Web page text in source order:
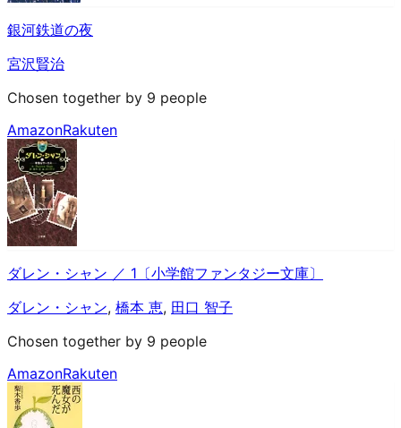
銀河鉄道の夜
宮沢賢治
Chosen together by 9 people
AmazonRakuten
ダレン・シャン ／ 1〔小学館ファンタジー文庫〕
ダレン・シャン, 橋本 恵, 田口 智子
Chosen together by 9 people
AmazonRakuten